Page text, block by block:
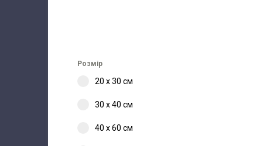
Розмір
20 х 30 см
30 х 40 см
40 х 60 см